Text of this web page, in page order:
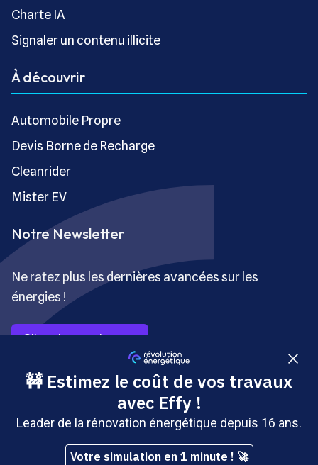
Charte IA
Signaler un contenu illicite
À découvrir
Automobile Propre
Devis Borne de Recharge
Cleanrider
Mister EV
Notre Newsletter
Ne ratez plus les dernières avancées sur les
énergies !
S’inscrire gratuitement
Copyright © Révolution Énergétique - Tous droits réservés
- Site édité par Saabre SAS, une société du groupe
Brakson